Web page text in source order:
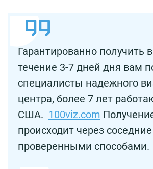
Гарантированно получить
течение 3-7 дней дня вам
специалисты надежного
центра, более 7 лет
США. 100viz.com
происходит через
проверенными способами.